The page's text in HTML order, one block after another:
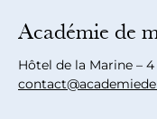
Académie de
Hôtel de la Marine – 4